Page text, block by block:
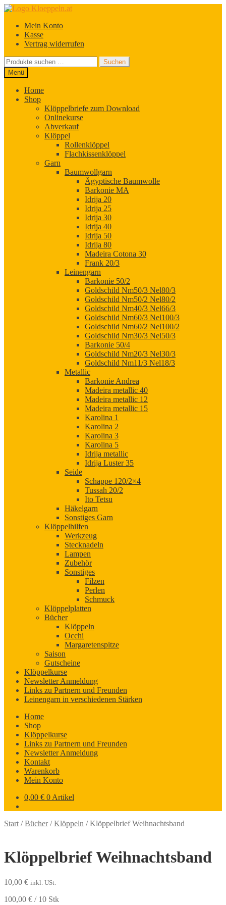
Zur
springen
Zum
springenMein Konto
Kasse
Vertrag widerrufen
Suchen
nach:
Suchen
Menü
Home
Shop
Klöppelbriefe zum Download
Onlinekurse
Abverkauf
Klöppel
Rollenklöppel
Flachkissenklöppel
Garn
Baumwollgarn
Ägyptische Baumwolle
Barkonie MA
Idrija 20
Idrija 25
Idrija 30
Idrija 40
Idrija 50
Idrija 80
Madeira Cotona 30
Frank 20/3
Leinengarn
Barkonie 50/2
Goldschild Nm50/3 Nel80/3
Goldschild Nm50/2 Nel80/2
Goldschild Nm40/3 Nel66/3
Goldschild Nm60/3 Nel100/3
Goldschild Nm60/2 Nel100/2
Goldschild Nm30/3 Nel50/3
Barkonie 50/4
Goldschild Nm20/3 Nel30/3
Goldschild Nm11/3 Nel18/3
Metallic
Barkonie Andrea
Madeira metallic 40
Madeira metallic 12
Madeira metallic 15
Karolina 1
Karolina 2
Karolina 3
Karolina 5
Idrija metallic
Idrija Luster 35
Seide
Schappe 120/2×4
Tussah 20/2
Ito Tetsu
Häkelgarn
Sonstiges Garn
Klöppelhilfen
Werkzeug
Stecknadeln
Lampen
Zubehör
Sonstiges
Filzen
Perlen
Schmuck
Klöppelplatten
Bücher
Klöppeln
Occhi
Margaretenspitze
Saison
Gutscheine
Klöppelkurse
Newsletter Anmeldung
Links zu Partnern und Freunden
Leinengarn in verschiedenen Stärken
Home
Shop
Klöppelkurse
Links zu Partnern und Freunden
Newsletter Anmeldung
Kontakt
Warenkorb
Mein Konto
0,00 € 0 Artikel
Start /Bücher/Klöppeln /Klöppelbrief Weihnachtsband
Klöppelbrief Weihnachtsband
10,00 € inkl. USt.
100,00 € / 10 Stk